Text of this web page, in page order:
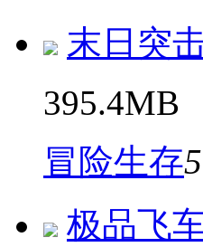
末日突
395.4MB
冒险生存
极品飞